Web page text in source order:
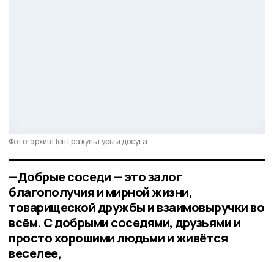
Фото: архив Центра культуры и досуга
—Добрые соседи — это залог
благополучия и мирной жизни,
товарищеской дружбы и взаимовыручки во
всём. С добрыми соседями, друзьями и
просто хорошими людьми и живётся
веселее,